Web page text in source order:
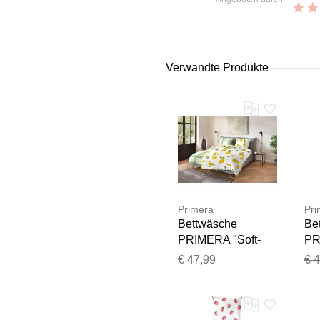
Verwandte Produkte
Primera
Bettwäsche
PRIMERA "Soft-
Seersucker-
155cm x 220cm, 1
€ 47,99 €